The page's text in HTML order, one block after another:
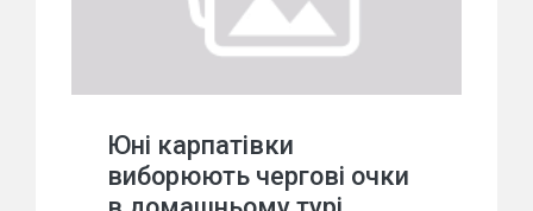
Юні карпатівки
виборюють чергові очки